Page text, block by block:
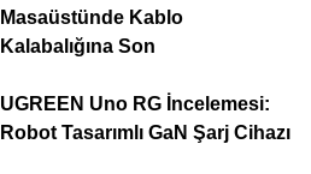
Masaüstünde Kablo
Kalabalığına Son
UGREEN Uno RG İncelemesi:
Robot Tasarımlı GaN Şarj Cihazı